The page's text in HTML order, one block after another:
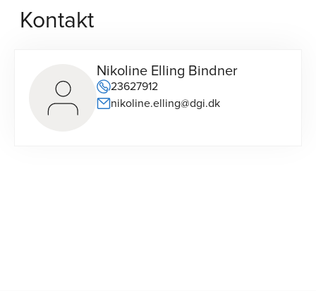
Kontakt
Nikoline Elling Bindner
23627912
nikoline.elling@dgi.dk